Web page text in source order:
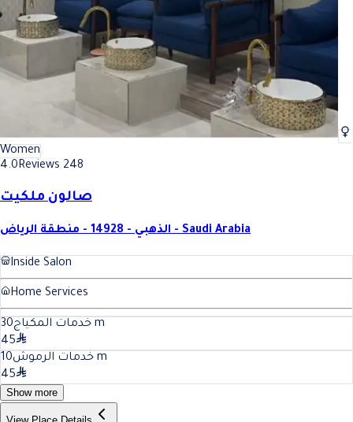
Women
4.0Reviews 248
صالون ملكيت
الذهبي - 14928 - منطقة الرياض - Saudi Arabia
Inside Salon
Home Services
خدمات المكياج30
m
45
خدمات الرموش10
m
45
Show more